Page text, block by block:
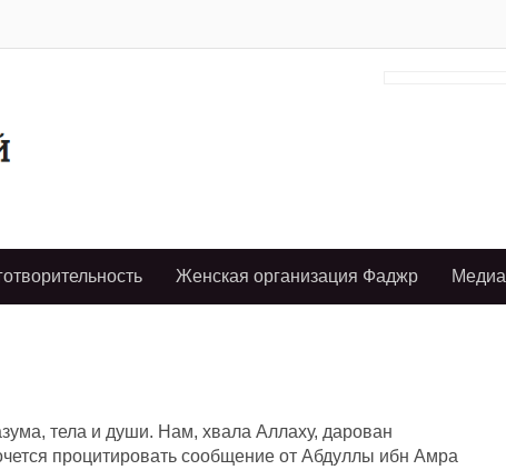
Женская организация Фаджр Медиа
тела и души. Нам, хвала Аллаху, дарован
процитировать сообщение от Абдуллы ибн Амра